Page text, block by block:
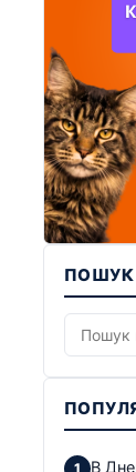
ПОШУК
В